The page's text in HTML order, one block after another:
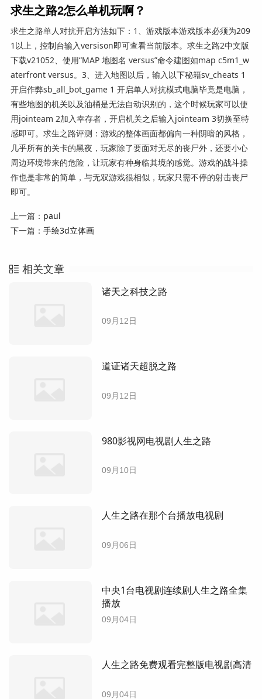
求生之路2怎么单机玩啊？
求生之路单人对抗开启方法如下：1、游戏版本游戏版本必须为209
1以上，控制台输入versison即可查看当前版本。求生之路2中文版
下载v21052、使用“MAP 地图名 versus”命令建图如map c5m1_w
aterfront versus。3、进入地图以后，输入以下秘籍sv_cheats 1
开启作弊sb_all_bot_game 1 开启单人对抗模式电脑毕竟是电脑，
有些地图的机关以及油桶是无法自动识别的，这个时候玩家可以使
用jointeam 2加入幸存者，开启机关之后输入jointeam 3切换至特
感即可。求生之路评测：游戏的整体画面都偏向一种阴暗的风格，
几乎所有的关卡的黑夜，玩家除了要面对无尽的丧尸外，还要小心
周边环境带来的危险，让玩家有种身临其境的感觉。游戏的战斗操
作也是非常的简单，与无双游戏很相似，玩家只需不停的射击丧尸
即可。
上一篇： paul
下一篇： 手绘3d立体画
相关文章
诸天之科技之路
09月12日
道证诸天超脱之路
09月12日
980影视网电视剧人生之路
09月10日
人生之路在那个台播放电视剧
09月06日
中央1台电视剧连续剧人生之路全集
播放
09月04日
人生之路免费观看完整版电视剧高清
09月04日